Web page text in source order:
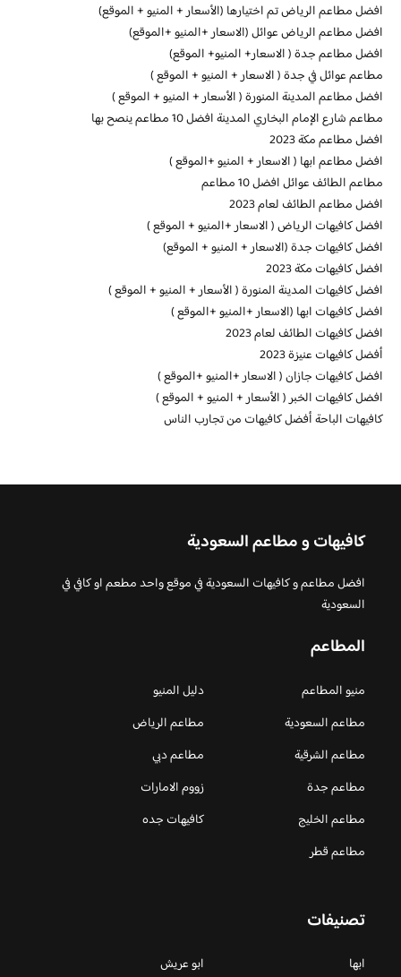
افضل مطاعم الرياض تم اختيارها (الأسعار + المنيو + الموقع)
افضل مطاعم الرياض عوائل (الاسعار +المنيو +الموقع)
افضل مطاعم جدة ( الاسعار+ المنيو+ الموقع)
مطاعم عوائل في جدة ( الاسعار + المنيو + الموقع )
افضل مطاعم المدينة المنورة ( الأسعار + المنيو + الموقع )
مطاعم شارع الإمام البخاري المدينة افضل 10 مطاعم ينصح بها
افضل مطاعم مكة 2023
افضل مطاعم ابها ( الاسعار + المنيو +الموقع )
مطاعم الطائف عوائل افضل 10 مطاعم
افضل مطاعم الطائف لعام 2023
افضل كافيهات الرياض ( الاسعار +المنيو + الموقع )
افضل كافيهات جدة (الاسعار + المنيو + الموقع)
افضل كافيهات مكة 2023
افضل كافيهات المدينة المنورة ( الأسعار + المنيو + الموقع )
افضل كافيهات ابها (الاسعار +المنيو +الموقع )
افضل كافيهات الطائف لعام 2023
أفضل كافيهات عنيزة 2023
افضل كافيهات جازان ( الاسعار +المنيو +الموقع )
افضل كافيهات الخبر ( الأسعار + المنيو + الموقع )
كافيهات الباحة أفضل كافيهات من تجارب الناس
كافيهات و مطاعم السعودية
افضل مطاعم و كافيهات السعودية في موقع واحد مطعم او كافي في
السعودية
المطاعم
منيو المطاعم
دليل المنيو
مطاعم السعودية
مطاعم الرياض
مطاعم الشرقية
مطاعم دبي
مطاعم جدة
زووم الامارات
مطاعم الخليج
كافيهات جده
مطاعم قطر
تصنيفات
ابها
ابو عريش